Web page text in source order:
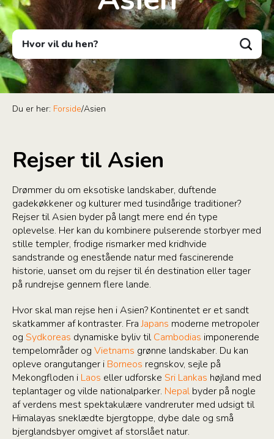
Hvor vil du hen?
Du er her: Forside/Asien
Rejser til Asien
Drømmer du om eksotiske landskaber, duftende
gadekøkkener og kulturer med tusindårige traditioner?
Rejser til Asien byder på langt mere end én type
oplevelse. Her kan du kombinere pulserende storbyer med
stille templer, frodige rismarker med kridhvide
sandstrande og enestående natur med fascinerende
historie, uanset om du rejser til én destination eller tager
på rundrejse gennem flere lande.
Hvor skal man rejse hen i Asien? Kontinentet er et sandt
skatkammer af kontraster. FraJapans moderne metropoler
og Sydkoreas dynamiske byliv tilCambodias imponerende
tempelområder og Vietnams grønne landskaber. Du kan
opleve orangutanger i Borneos regnskov, sejle på
Mekongfloden i Laos eller udforske Sri Lankas højland med
teplantager og vilde nationalparker. Nepalbyder på nogle
af verdens mest spektakulære vandreruter med udsigt til
Himalayas sneklædte bjergtoppe, dybe dale og små
bjerglandsbyer omgivet af storslået natur.